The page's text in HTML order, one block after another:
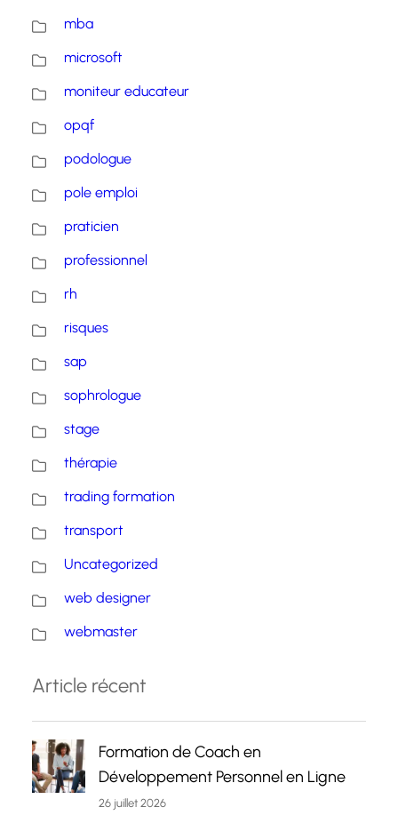
mba
microsoft
moniteur educateur
opqf
podologue
pole emploi
praticien
professionnel
rh
risques
sap
sophrologue
stage
thérapie
trading formation
transport
Uncategorized
web designer
webmaster
Article récent
Formation de Coach en
Développement Personnel en Ligne
26 juillet 2026